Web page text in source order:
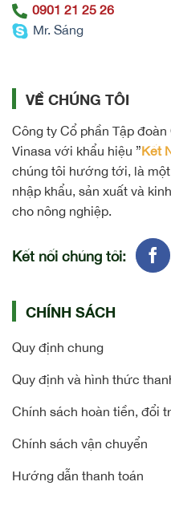
0901 21 25 26
Mr. Sáng
VỀ CHÚNG TÔI
Công ty Cổ phần Tập
Vinasa với khẩu hiệu ”Kết
chúng tôi hướng tới, là
nhập khẩu, sản xuất và
cho nông nghiệp.
Kết nối chúng tôi:
CHÍNH SÁCH
Quy định chung
Quy định và hình thức
Chính sách hoàn tiền, đổi
Chính sách vận chuyển
Hướng dẫn thanh toán